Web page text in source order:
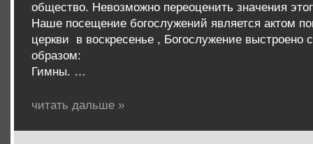
общество. Невозможно переоценить значения
Наше посещение богослужений является актом
церкви в воскресенье , Богослужение
образом:
Гимны. …
читать дальше »